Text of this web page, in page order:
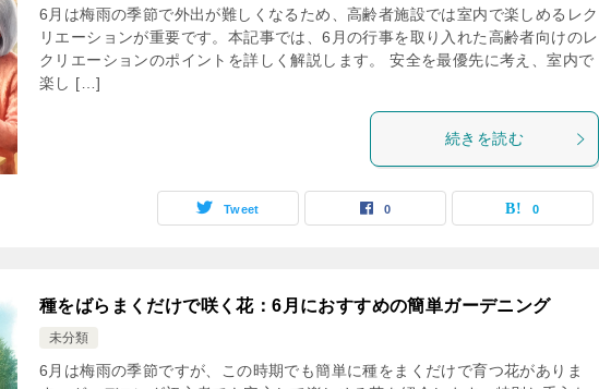
6月は梅雨の季節で外出が難しくなるため、高齢者施設では室内で楽しめるレク
リエーションが重要です。本記事では、6月の行事を取り入れた高齢者向けのレ
クリエーションのポイントを詳しく解説します。 安全を最優先に考え、室内で
楽し […]
続きを読む
Tweet 0 0
種をばらまくだけで咲く花：6月におすすめの簡単ガーデニング
未分類
6月は梅雨の季節ですが、この時期でも簡単に種をまくだけで育つ花がありま